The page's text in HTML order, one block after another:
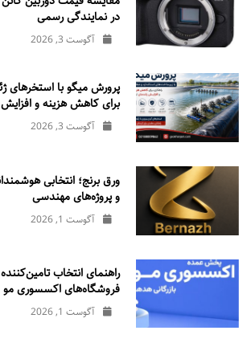
در نمایندگی رسمی
آگوست 3, 2026
پرورش میگو با استخرهای
برای کاهش هزینه و افزایش
آگوست 3, 2026
ورق برنج؛ انتخابی
و پروژه‌های مهندسی
آگوست 1, 2026
راهنمای انتخاب
فروشگاه‌های اکسسوری مو
آگوست 1, 2026